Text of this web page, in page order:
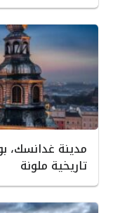
مدينة غدانسك،
تاريخية ملونة